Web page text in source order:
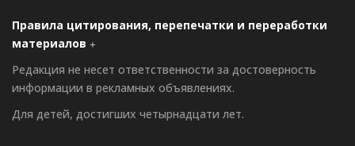
Правила цитирования, перепечатки и переработки
материалов
Редакция не несет ответственности за достоверность
информации в рекламных объявлениях.
Для детей, достигших четырнадцати лет.